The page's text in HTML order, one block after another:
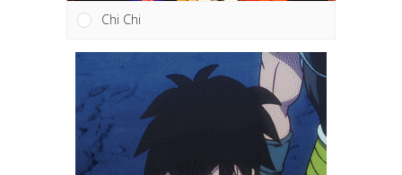
Chi Chi